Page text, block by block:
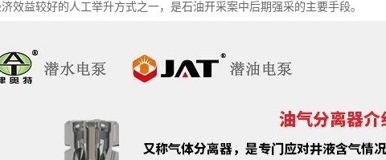
效益较好的人工举升方式之一，是石油开采案中后期强采的主要手段。